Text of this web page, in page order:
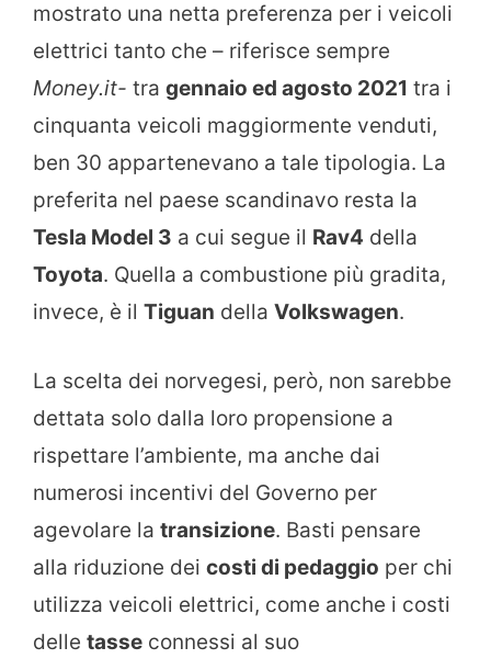
mostrato una netta preferenza per i veicoli
elettrici tanto che – riferisce sempre
Money.it- tra gennaio ed agosto 2021 tra i
cinquanta veicoli maggiormente venduti,
ben 30 appartenevano a tale tipologia. La
preferita nel paese scandinavo resta la
Tesla Model 3 a cui segue il Rav4 della
Toyota. Quella a combustione più gradita,
invece, è il Tiguan della Volkswagen.
La scelta dei norvegesi, però, non sarebbe
dettata solo dalla loro propensione a
rispettare l’ambiente, ma anche dai
numerosi incentivi del Governo per
agevolare la transizione. Basti pensare
alla riduzione dei costi di pedaggio per chi
utilizza veicoli elettrici, come anche i costi
delle tasse connessi al suo